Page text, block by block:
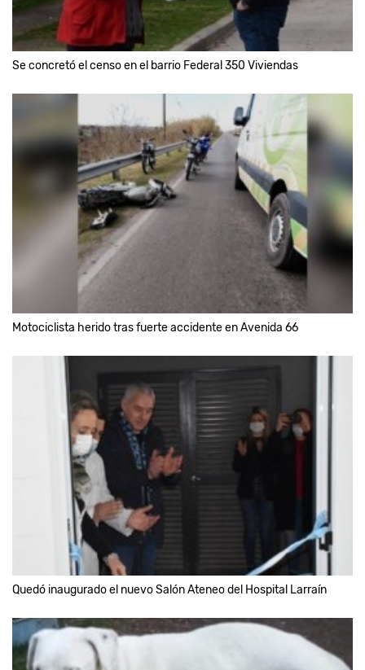
Se concretó el censo en el barrio Federal 350 Viviendas
Motociclista herido tras fuerte accidente en Avenida 66
Quedó inaugurado el nuevo Salón Ateneo del Hospital Larraín